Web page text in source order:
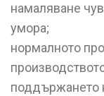
намаляване
умора;
нормалното
поддържането